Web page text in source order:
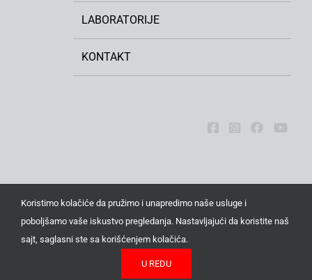
LABORATORIJE
KONTAKT
Sva prava zadržana © 2026. Institut za ratarstvo i
povrtarstvo, Novi Sad | Institut od nacionalnog značaja za
Republiku Srbiju
Koristimo kolačiće da pružimo i unapredimo naše usluge i
poboljšamo vaše iskustvo pregledanja. Nastavljajući da koristite naš
sajt, saglasni ste sa korišćenjem kolačića.
U REDU